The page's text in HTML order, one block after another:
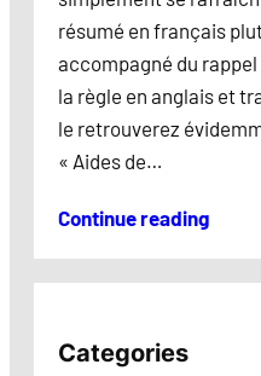
résumé en français
accompagné du
la règle en anglais et
le retrouverez
« Aides de…
Continue reading
Categories